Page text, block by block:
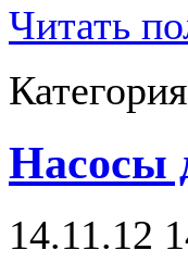
Читать
Насосы
14.11.12